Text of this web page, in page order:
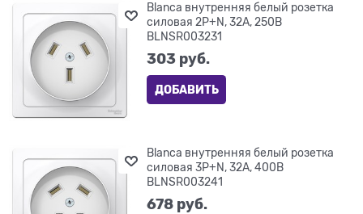
Blanca внутренняя белый розетка
силовая 2Р+N, 32А, 250В
BLNSR003231
303 руб.
ДОБАВИТЬ
Blanca внутренняя белый розетка
силовая 3Р+N, 32А, 400В
BLNSR003241
678 руб.